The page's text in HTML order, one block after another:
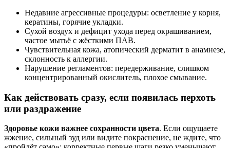
Недавние агрессивные процедуры: осветление у корня,
кератины, горячие укладки.
Сухой воздух и дефицит ухода перед окрашиванием,
частое мытьё с жёсткими ПАВ.
Чувствительная кожа, атопический дерматит в анамнезе,
склонность к аллергии.
Нарушение регламентов: передерживание, слишком
концентрированный окислитель, плохое смывание.
Как действовать сразу, если появилась перхоть
или раздражение
Здоровье кожи важнее сохранности цвета. Если ощущаете
жжение, сильный зуд или видите покраснение, не ждите, что